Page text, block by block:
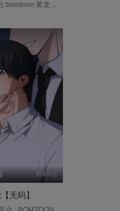
운룡풍호 平台:bomtoon 黄龙派与黑虎派是大韩民国排名第一、二的犯罪组织，也是彼此的宿敌，两个组织的老大焕云龙和犯风虎也势必在所有大大小小的事情上起冲突。 但就在某一天，一个喊着他们「把拔！」的超可爱小男生被送到两个人面前，要好好照顾他，才有机会得标鉅额建案?!这到底是什么状况？....
第49话
无码】